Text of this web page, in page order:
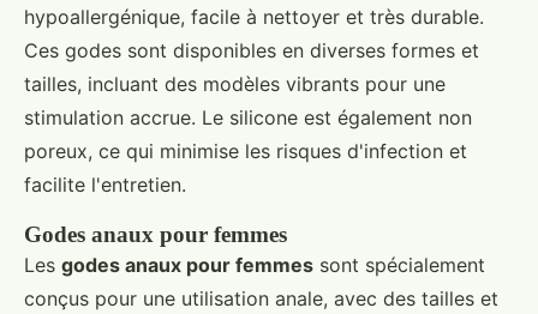
hypoallergénique, facile à nettoyer et très durable.
Ces godes sont disponibles en diverses formes et
tailles, incluant des modèles vibrants pour une
stimulation accrue. Le silicone est également non
poreux, ce qui minimise les risques d'infection et
facilite l'entretien.
Godes anaux pour femmes
Les godes anaux pour femmes sont spécialement
conçus pour une utilisation anale, avec des tailles et